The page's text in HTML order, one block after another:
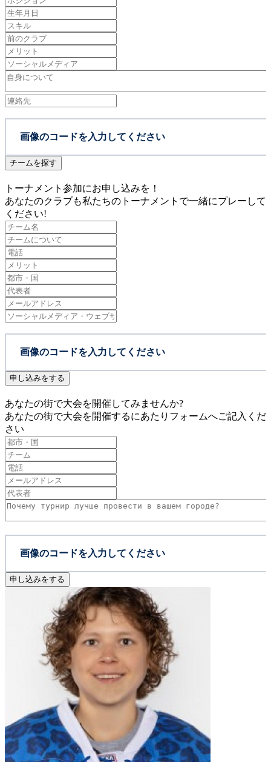
チームを探す
トーナメント参加にお申し込みを！
あなたのクラブも私たちのトーナメントで一緒にプレーして
ください!
申し込みをする
あなたの街で大会を開催してみませんか?
あなたの街で大会を開催するにあたりフォームへご記入くだ
さい
申し込みをする